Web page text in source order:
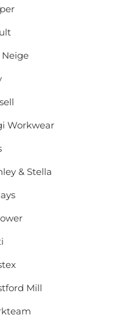
Neige
Workwear
& Stella
Mill